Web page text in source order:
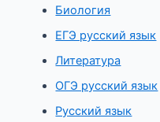
Биология
ЕГЭ русский язык
Литература
ОГЭ русский язык
Русский язык